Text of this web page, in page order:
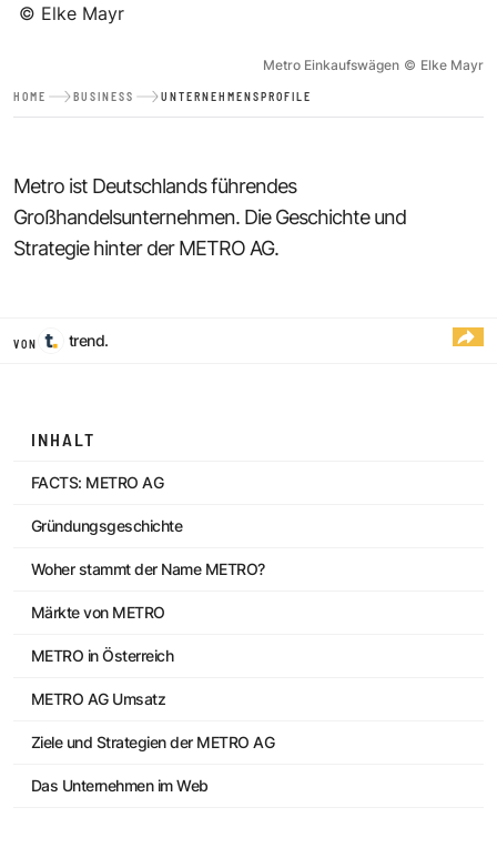
© Elke Mayr
Metro Einkaufswägen © Elke Mayr
HOME BUSINESS UNTERNEHMENSPROFILE
Metro ist Deutschlands führendes
Großhandelsunternehmen. Die Geschichte und
Strategie hinter der METRO AG.
VON trend.
INHALT
FACTS: METRO AG
Gründungsgeschichte
Woher stammt der Name METRO?
Märkte von METRO
METRO in Österreich
METRO AG Umsatz
Ziele und Strategien der METRO AG
Das Unternehmen im Web